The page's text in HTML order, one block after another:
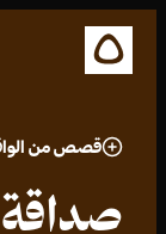
قصص من
صداقة